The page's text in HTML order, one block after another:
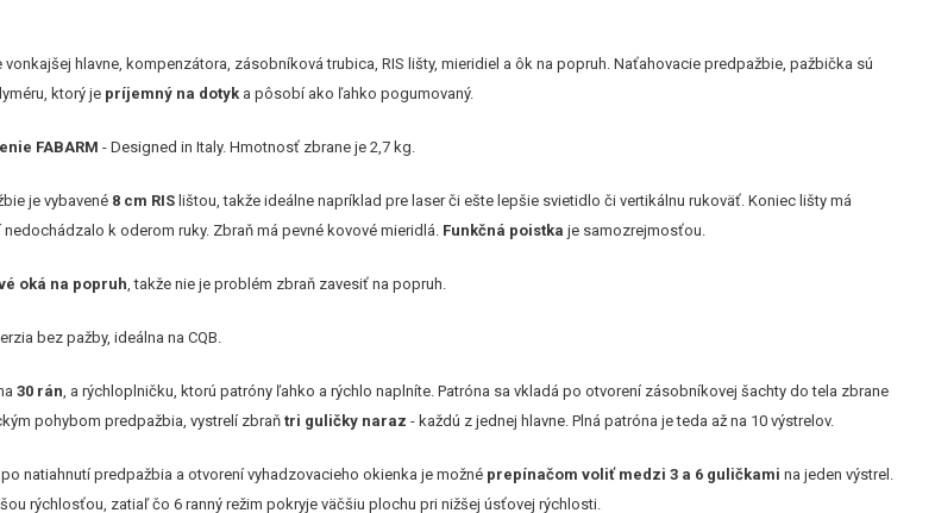
vonkajšej hlavne, kompenzátora, zásobníková trubica, RIS lišty, mieridiel a ôk na popruh. Naťahovacie predpažbie, pažbička sú
ktorý je príjemný na dotyk a pôsobí ako ľahko pogumovaný.
FABARM - Designed in Italy. Hmotnosť zbrane je 2,7 kg.
je vybavené 8 cm RIS lištou, takže ideálne napríklad pre laser či ešte lepšie svietidlo či vertikálnu rukoväť. Koniec lišty má
k oderom ruky. Zbraň má pevné kovové mieridlá. Funkčná poistka je samozrejmosťou.
oká na popruh, takže nie je problém zbraň zavesiť na popruh.
bez pažby, ideálna na CQB.
30 rán, a rýchloplničku, ktorú patróny ľahko a rýchlo naplníte. Patróna sa vkladá po otvorení zásobníkovej šachty do tela zbrane
pohybom predpažbia, vystrelí zbraňtri guličky naraz - každú z jednej hlavne. Plná patróna je teda až na 10 výstrelov.
natiahnutí predpažbia a otvorení vyhadzovacieho okienka je možné prepínačom voliť medzi 3 a 6 guličkami na jeden výstrel.
rýchlosťou, zatiaľ čo 6 ranný režim pokryje väčšiu plochu pri nižšej úsťovej rýchlosti.